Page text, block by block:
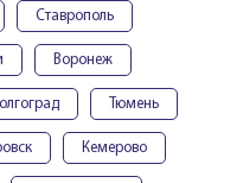
Ставрополь
Воронеж
Тюмень
Кемерово